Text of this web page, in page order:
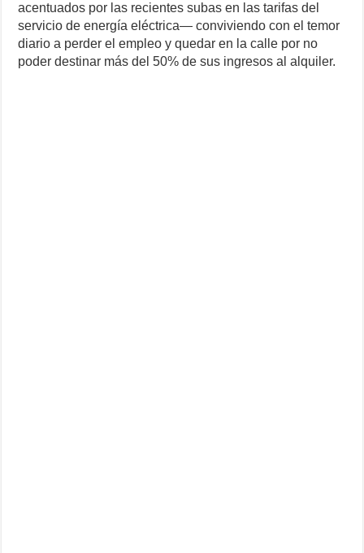
acentuados por las recientes subas en las tarifas del
servicio de energía eléctrica— conviviendo con el temor
diario a perder el empleo y quedar en la calle por no
poder destinar más del 50% de sus ingresos al alquiler.